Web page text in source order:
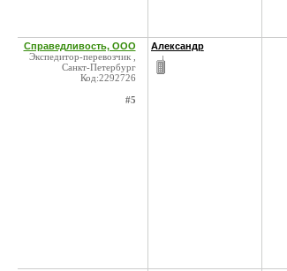
Справедливость, ООО
Экспедитор-перевозчик ,
Санкт-Петербург
Код:2292726
#5
Александр